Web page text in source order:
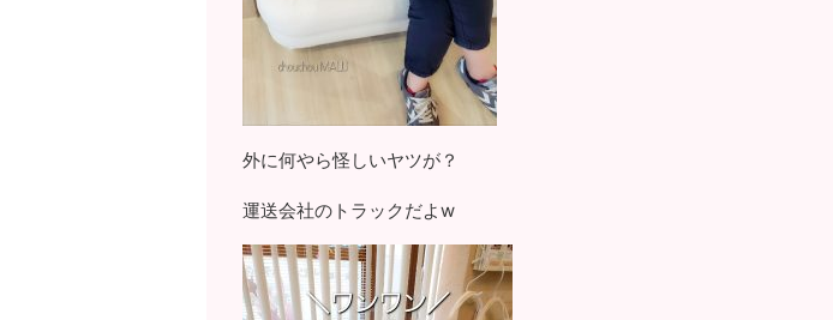
外に何やら怪しいヤツが？
運送会社のトラックだよw